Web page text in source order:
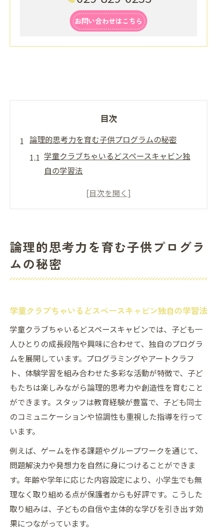
お問い合わせはこちら
目次
論理的思考力を育む子供プログラムの秘密
学童クラブちゃいるどスペースキャビン独
自の学習法
子供プログラムで身につく論理的思考力と
教材選びが学童クラブでの成長に与える影
響
スクラッチなど人気教材と効果的な活用法
する成長
実体験から見る子供プログラムの成長事例
保護者も納得の学童クラブちゃいるどスペ
ースキャビン活用法
小学生向け教材で学ぶプログラミングの魅
力
無料アプリと学童クラブの組み合わせ効果
やめとけと言われる不安を解消するポイン
好奇心を引き出す学童クラブの学び方を徹底解
説
学童クラブちゃいるどスペースキャビンの
体験型プログラム
子供プログラムで遊びながら学ぶ工夫
論理的思考力を育む子供プログラ
ムの秘密
学童クラブちゃいるどスペースキャビン独自の学習法
学童クラブちゃいるどスペースキャビンでは、子ども一
人ひとりの成長段階や興味に合わせて、独自のプログラ
ムを展開しています。プログラミングやアートクラフ
ト、体験学習を組み合わせた多彩な活動が特徴で、子ど
もたちは楽しみながら論理的思考力や創造性を育むこと
ができます。スタッフは教育経験が豊富で、子ども同士
のコミュニケーションや協調性も重視した指導を行って
います。
例えば、ゲームを作る課題やグループワークを通じて、
問題解決力や発想力を自然に身につけることができま
す。年齢や学年に応じた内容設定により、小学生でも無
理なく取り組める点が保護者からも好評です。こうした
取り組みは、子どもの自信や主体的な学びを引き出す効
果につながっています。